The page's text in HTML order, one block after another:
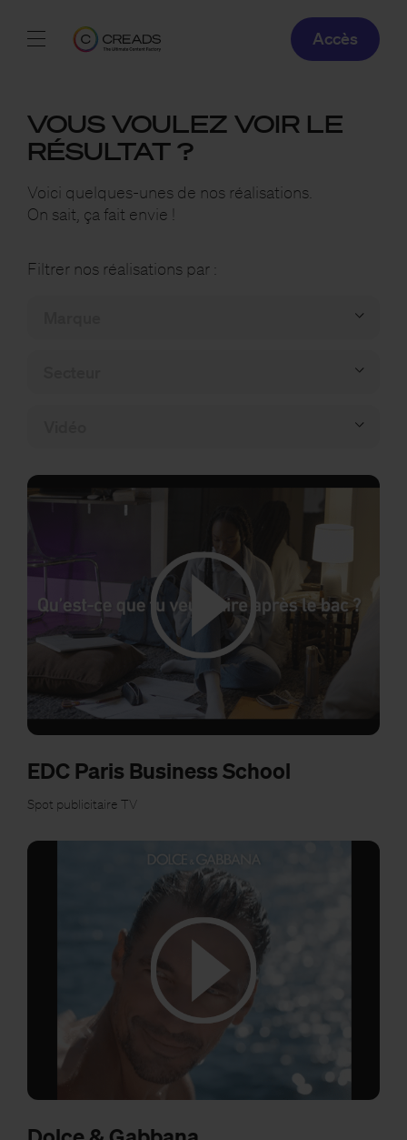
Offres
À propos
Accès
VOUS VOULEZ VOIR LE
RÉSULTAT ?
Voici quelques-unes de nos réalisations.
On sait, ça fait envie !
Filtrer nos réalisations par :
EDC Paris Business School
Spot publicitaire TV